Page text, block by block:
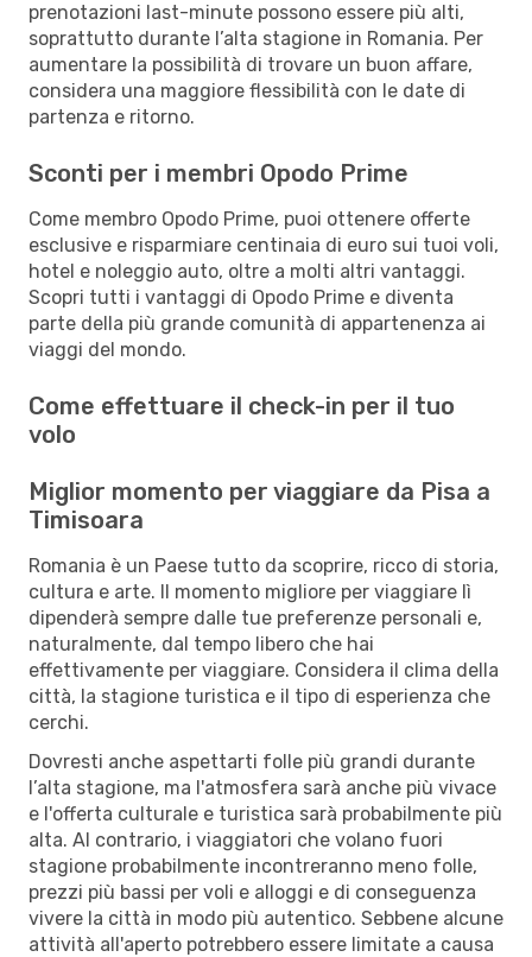
prenotazioni last-minute possono essere più alti,
soprattutto durante l’alta stagione in Romania. Per
aumentare la possibilità di trovare un buon affare,
considera una maggiore flessibilità con le date di
partenza e ritorno.
Sconti per i membri Opodo Prime
Come membro Opodo Prime, puoi ottenere offerte
esclusive e risparmiare centinaia di euro sui tuoi voli,
hotel e noleggio auto, oltre a molti altri vantaggi.
Scopri tutti i vantaggi di Opodo Prime e diventa
parte della più grande comunità di appartenenza ai
viaggi del mondo.
Come effettuare il check-in per il tuo
volo
Miglior momento per viaggiare da Pisa a
Timisoara
Romania è un Paese tutto da scoprire, ricco di storia,
cultura e arte. Il momento migliore per viaggiare lì
dipenderà sempre dalle tue preferenze personali e,
naturalmente, dal tempo libero che hai
effettivamente per viaggiare. Considera il clima della
città, la stagione turistica e il tipo di esperienza che
cerchi.
Dovresti anche aspettarti folle più grandi durante
l’alta stagione, ma l'atmosfera sarà anche più vivace
e l'offerta culturale e turistica sarà probabilmente più
alta. Al contrario, i viaggiatori che volano fuori
stagione probabilmente incontreranno meno folle,
prezzi più bassi per voli e alloggi e di conseguenza
vivere la città in modo più autentico. Sebbene alcune
attività all'aperto potrebbero essere limitate a causa